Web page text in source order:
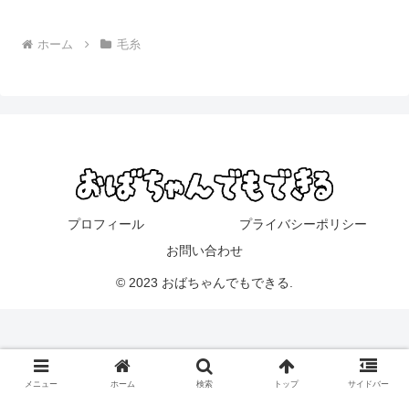
ホーム 毛糸
プロフィール
プライバシーポリシー
お問い合わせ
© 2023 おばちゃんでもできる.
メニュー ホーム 検索 トップ サイドバー